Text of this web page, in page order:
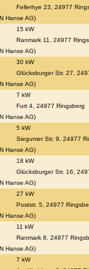
Fellerhye 23, 24977
Hanse AG)
15 kW
Ranmark 11, 24977
Hanse AG)
30 kW
Glücksburger Str. 27,
Hanse AG)
7 kW
Furt 4, 24977 Ringsberg
Hanse AG)
5 kW
Siegumer Str. 9, 24977
Hanse AG)
18 kW
Glücksburger Str. 16,
Hanse AG)
27 kW
Poststr. 5, 24977
Hanse AG)
11 kW
Ranmark 8, 24977
Hanse AG)
7 kW